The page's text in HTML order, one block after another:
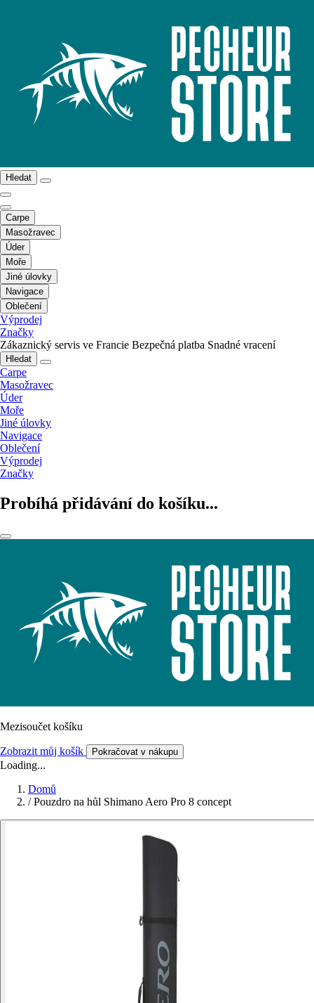
Hledat
Carpe
Masožravec
Úder
Moře
Jiné úlovky
Navigace
Oblečení
Výprodej
Značky
Zákaznický servis ve Francie Bezpečná platba Snadné vracení
Hledat
Carpe
Masožravec
Úder
Moře
Jiné úlovky
Navigace
Oblečení
Výprodej
Značky
Probíhá přidávání do košíku...
Mezisoučet košíku
Zobrazit můj košík Pokračovat v nákupu
Loading...
Domů
/ Pouzdro na hůl Shimano Aero Pro 8 concept